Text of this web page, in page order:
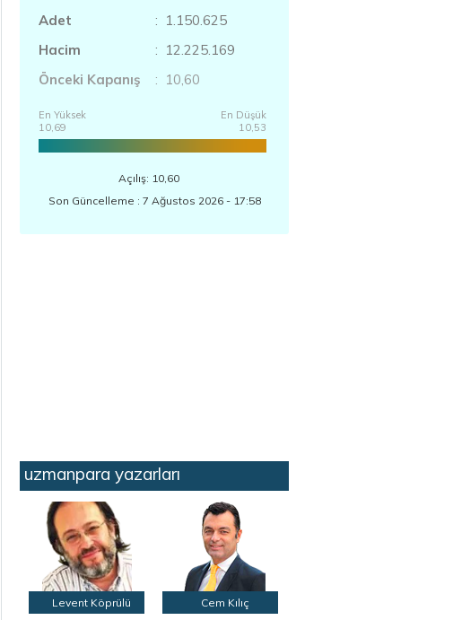
Adet
: 1.150.625
Hacim
: 12.225.169
Önceki Kapanış
: 10,60
En Yüksek
10,69
En Düşük
10,53
Açılış: 10,60
Son Güncelleme : 7 Ağustos 2026 - 17:58
uzmanpara yazarları
Levent Köprülü Cem Kılıç